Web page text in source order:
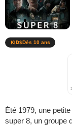
Dès 10 ans
Été 1979, une
super 8, un groupe